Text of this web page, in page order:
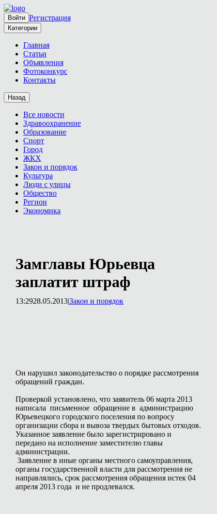
Войти Регистрация
Категории
Главная
Статьи
Объявления
Фотоконкурс
Контакты
Назад
Все новости
Здравоохранение
Образование
Спорт
Город
ЖКХ
Закон и порядок
Культура
Люди с улицы
Общество
Регион
Экономика
Замглавы Юрьевца
заплатит штраф
13:2928.05.2013|Закон и порядок
Он нарушил законодательство о порядке рассмотрения
обращений граждан.
Проверкой установлено, что заявитель 06 марта 2013
написала письменное обращение в администрацию
Юрьевецкого городского поселения по вопросу
организации сбора и вывоза твердых бытовых отходов.
Указанное заявление было зарегистрировано и
передано на исполнение заместителю главы
администрации.
Заявление в иные органы местного самоуправления,
органы государственной власти для рассмотрения не
направлялись, срок рассмотрения обращения истек 04
апреля 2013 года и не продлевался.